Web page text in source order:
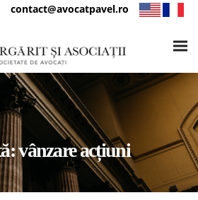
contact@avocatpavel.ro
vânzare acțiuni